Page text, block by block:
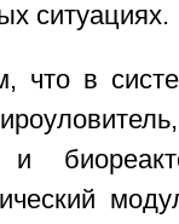
ситуациях.
что в